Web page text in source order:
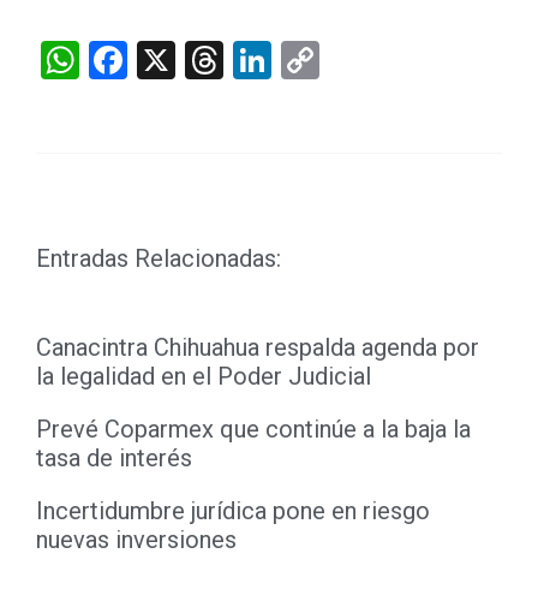
WhatsApp
Facebook
X Threads
LinkedIn
Entradas Relacionadas:
Canacintra Chihuahua respalda agenda por
la legalidad en el Poder Judicial
Prevé Coparmex que continúe a la baja la
tasa de interés
Incertidumbre jurídica pone en riesgo
nuevas inversiones